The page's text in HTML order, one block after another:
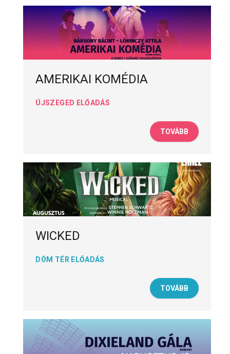
AMERIKAI KOMÉDIA
ÚJSZEGED ELŐADÁS
TOVÁBB
WICKED
DÓM TÉR ELŐADÁS
TOVÁBB